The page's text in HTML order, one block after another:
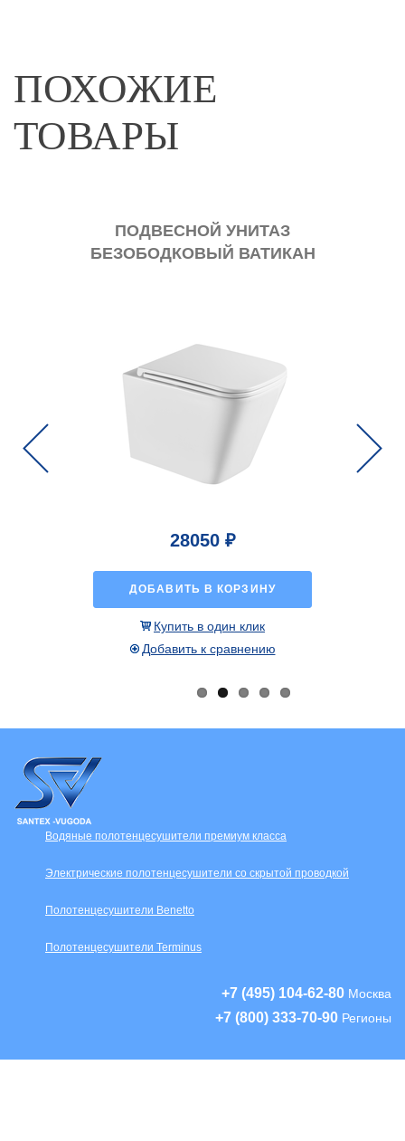
ПОХОЖИЕ
ТОВАРЫ
ПОДВЕСНОЙ УНИТАЗ
БЕЗОБОДКОВЫЙ ВАТИКАН
28050 ₽
ДОБАВИТЬ В КОРЗИНУ
Купить в один клик
Добавить к сравнению
Водяные полотенцесушители премиум класса
Электрические полотенцесушители со скрытой проводкой
Полотенцесушители Benetto
Полотенцесушители Terminus
+7 (495) 104-62-80 Москва
+7 (800) 333-70-90 Регионы